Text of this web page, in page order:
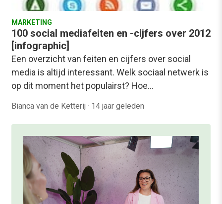
MARKETING
100 social mediafeiten en -cijfers over 2012
[infographic]
Een overzicht van feiten en cijfers over social
media is altijd interessant. Welk sociaal netwerk is
op dit moment het populairst? Hoe…
Bianca van de Ketterij · 14 jaar geleden